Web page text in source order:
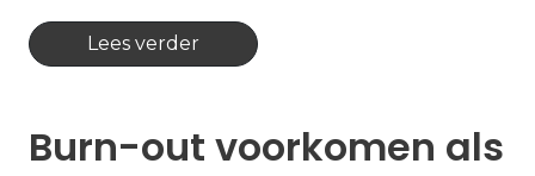
Lees verder
Burn-out voorkomen als